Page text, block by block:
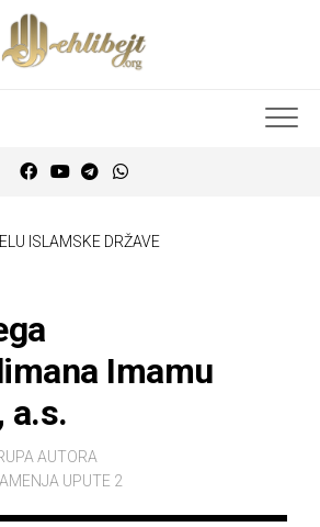
ISLAMSKE DRŽAVE
Imamu
a.s.
AUTORA
UPUTE 2